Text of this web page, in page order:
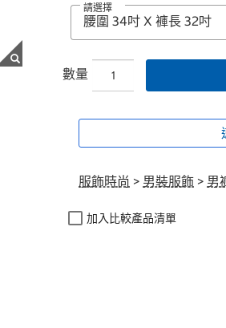
請選擇
數量
服飾時尚 > 男裝服飾 > 男
加入比較產品清單